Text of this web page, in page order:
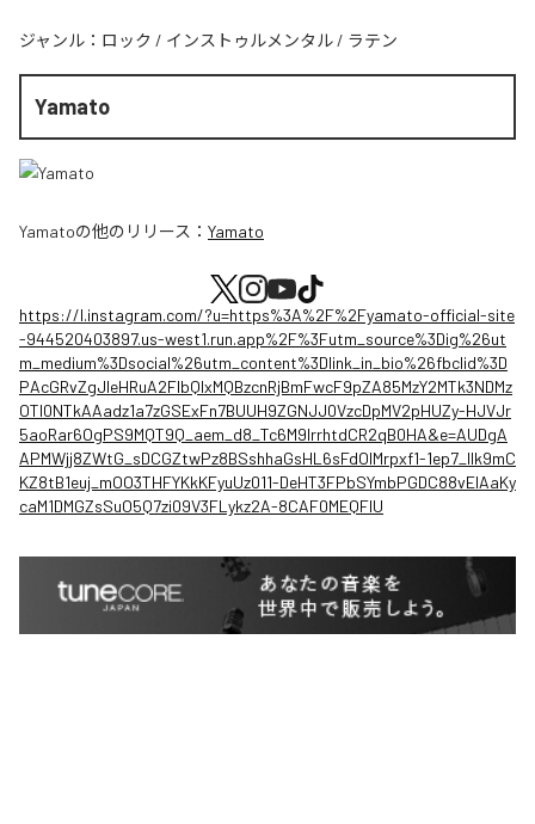
ジャンル： ロック / インストゥルメンタル / ラテン
Yamato
Yamatoの他のリリース： Yamato
https://l.instagram.com/?u=https%3A%2F%2Fyamato-official-site
-944520403897.us-west1.run.app%2F%3Futm_source%3Dig%26ut
m_medium%3Dsocial%26utm_content%3Dlink_in_bio%26fbclid%3D
PAcGRvZgJleHRuA2FlbQIxMQBzcnRjBmFwcF9pZA85MzY2MTk3NDMz
OTI0NTkAAadz1a7zGSExFn7BUUH9ZGNJJ0VzcDpMV2pHUZy-HJVJr
5aoRar6OgPS9MQT9Q_aem_d8_Tc6M9lrrhtdCR2qB0HA&e=AUDgA
APMWjj8ZWtG_sDCGZtwPz8BSshhaGsHL6sFdOIMrpxf1-1ep7_llk9mC
KZ8tB1euj_mOO3THFYKkKFyuUz011-DeHT3FPbSYmbPGDC88vEIAaKy
caM1DMGZsSuO5Q7zi09V3FLykz2A-8CAF0MEQFIU